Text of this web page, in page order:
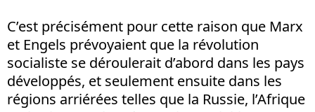
C’est précisément pour cette raison que Marx
et Engels prévoyaient que la révolution
socialiste se déroulerait d’abord dans les pays
développés, et seulement ensuite dans les
régions arriérées telles que la Russie, l’Afrique